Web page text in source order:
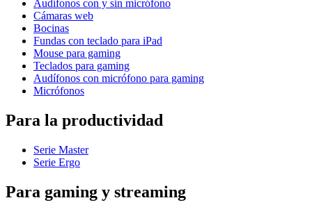
Audífonos con y sin micrófono
Cámaras web
Bocinas
Fundas con teclado para iPad
Mouse para gaming
Teclados para gaming
Audífonos con micrófono para gaming
Micrófonos
Para la productividad
Serie Master
Serie Ergo
Para gaming y streaming